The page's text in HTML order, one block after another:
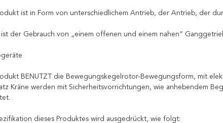
ist in Form von unterschiedlichem Antrieb, der Antrieb, der
der Gebrauch von „einem offenen und einem nahen“
BENUTZT die Bewegungskegelrotor-Bewegungsform, mit
Kräne werden mit Sicherheitsvorrichtungen, wie anhebendem
dieses Produktes wird ausgedrückt, wie folgt: